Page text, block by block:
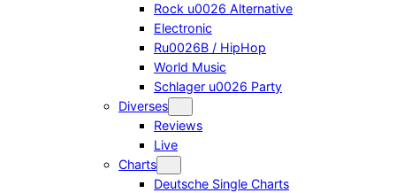
Rock u0026 Alternative
Electronic
Ru0026B / HipHop
World Music
Schlager u0026 Party
Diverses
Reviews
Live
Charts
Deutsche Single Charts